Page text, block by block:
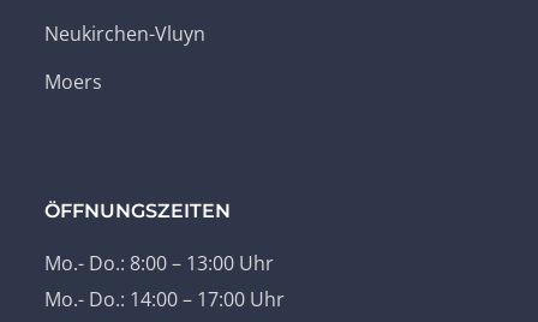
Neukirchen-Vluyn
Moers
ÖFFNUNGSZEITEN
Mo.- Do.: 8:00 – 13:00 Uhr
Mo.- Do.: 14:00 – 17:00 Uhr